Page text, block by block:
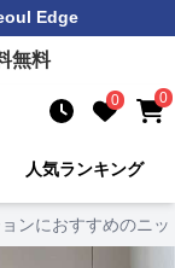
Edge
無料
0 0
人気ランキング
ンにおすすめのニ